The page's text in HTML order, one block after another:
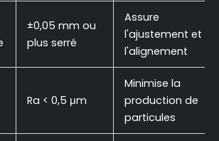
±0,05 mm ou
plus serré
Assure
l'ajustement et
l'alignement
Ra < 0,5 μm
Minimise la
production de
particules